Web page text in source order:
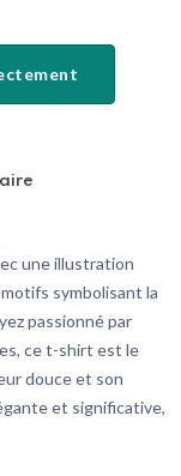
une illustration
symbolisant la
passionné par
ce t-shirt est le
douce et son
et significative,